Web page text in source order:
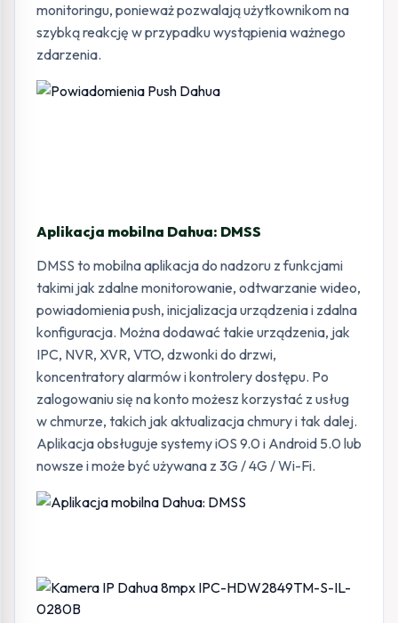
monitoringu, ponieważ pozwalają użytkownikom na
szybką reakcję w przypadku wystąpienia ważnego
zdarzenia.
Aplikacja mobilna Dahua: DMSS
DMSS to mobilna aplikacja do nadzoru z funkcjami
takimi jak zdalne monitorowanie, odtwarzanie wideo,
powiadomienia push, inicjalizacja urządzenia i zdalna
konfiguracja. Można dodawać takie urządzenia, jak
IPC, NVR, XVR, VTO, dzwonki do drzwi,
koncentratory alarmów i kontrolery dostępu. Po
zalogowaniu się na konto możesz korzystać z usług
w chmurze, takich jak aktualizacja chmury i tak dalej.
Aplikacja obsługuje systemy iOS 9.0 i Android 5.0 lub
nowsze i może być używana z 3G / 4G / Wi-Fi.